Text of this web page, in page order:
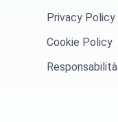
Privacy Policy
Cookie Policy
Responsabilità